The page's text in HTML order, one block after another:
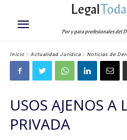
Legal
Por y para profesionales del
Inicio Actualidad Jurídica Noticias de
USOS AJENOS A
PRIVADA